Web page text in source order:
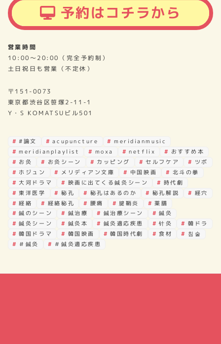
予約はコチラから
営業時間
10:00～20:00（完全予約制）
土日祝日も営業（不定休）
〒151-0073
東京都渋谷区笹塚2-11-1
Y・S KOMATSUビル501
#論文 acupuncture
meridianmusic
meridianplaylist
moxa netflix
おすすめ本
お灸
お灸シーン カッピング セルフケア
ツボ
ホジュン
メリディアン文庫 中国映画
北斗の拳
大河ドラマ
映画に出てくる鍼灸シーン
時代劇
東洋医学
秘孔 秘孔はあるのか 秘孔解説
経穴
経絡
経絡秘孔 腰痛 腱鞘炎
薬膳
鍼のシーン
鍼治療 鍼治療シーン
鍼灸
鍼灸シーン
鍼灸本 鍼灸適応疾患 针灸
韓ドラ
韓国ドラマ
韓国映画 韓国時代劇 食材
침술
＃鍼灸
＃鍼灸適応疾患